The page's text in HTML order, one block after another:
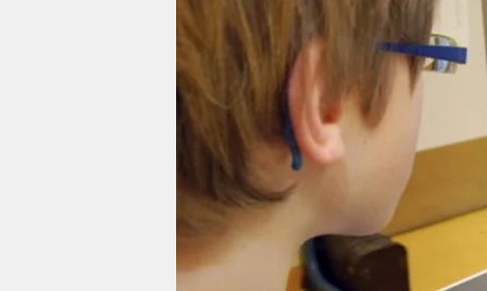
veranstaltungen
shop
fragen & hilfe
unterstützen
abo
genossenschaft